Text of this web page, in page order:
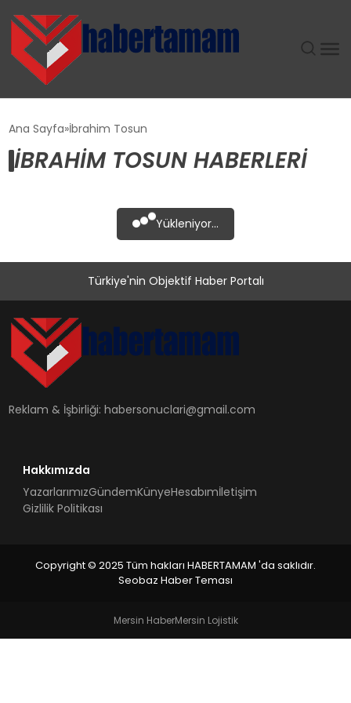
TEKNOLOJI
MAGAZIN
SIYASET
EĞITIM
Ana Sayfa İbrahim Tosun
İBRAHIM TOSUN HABERLERI
Yükleniyor...
Türkiye'nin Objektif Haber Portalı
Reklam & İşbirliği:habersonuclari@gmail.com
Hakkımızda
YazarlarımızGündemKünyeHesabımİletişim
Gizlilik Politikası
Copyright © 2025 Tüm hakları HABERTAMAM 'da saklıdır.
Seobaz Haber Teması
Mersin HaberMersin Lojistik